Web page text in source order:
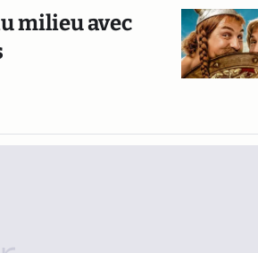
milieu avec